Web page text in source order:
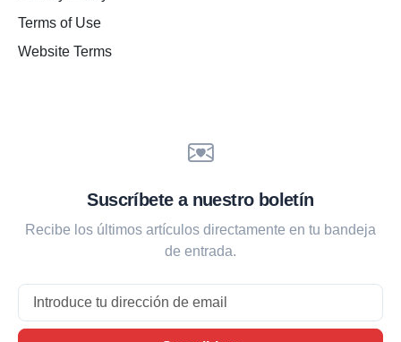
Terms of Use
Website Terms
Suscríbete a nuestro boletín
Recibe los últimos artículos directamente en tu bandeja
de entrada.
Email